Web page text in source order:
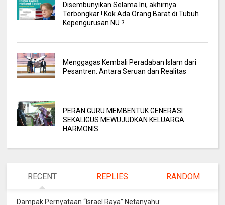
Disembunyikan Selama Ini, akhirnya
Terbongkar ! Kok Ada Orang Barat di Tubuh
Kepengurusan NU ?
Menggagas Kembali Peradaban Islam dari
Pesantren: Antara Seruan dan Realitas
PERAN GURU MEMBENTUK GENERASI
SEKALIGUS MEWUJUDKAN KELUARGA
HARMONIS
RECENT REPLIES RANDOM
Dampak Pernyataan “Israel Raya” Netanyahu: